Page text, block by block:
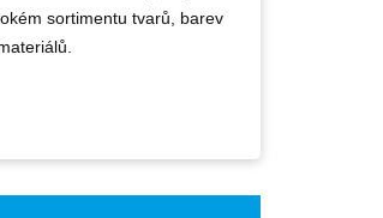
sortimentu tvarů, barev